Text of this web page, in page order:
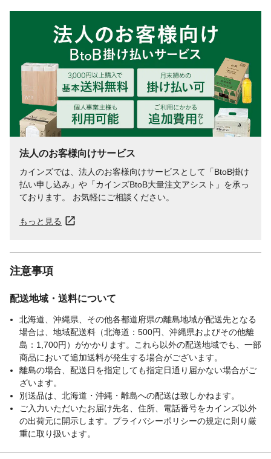
法人のお客様向けサービス
カインズでは、法人のお客様向けサービスとして「BtoB掛け
払い申し込み」や「カインズBtoB大量注文アシスト」を承っ
ております。 お気軽にご相談ください。
もっと見る
注意事項
配送地域・送料について
北海道、沖縄県、その他各都道府県の離島地域が配送先となる
場合は、地域配送料（北海道：500円、沖縄県およびその他離
島：1,700円）がかかります。これら以外の配送地域でも、一部
商品において追加送料が発生する場合がございます。
離島の場合、配送日を指定しても指定日通り届かない場合がご
ざいます。
別送品は、北海道・沖縄・離島への配送は致しかねます。
ご入力いただいたお届け先名、住所、電話番号をカインズ以外
の出荷元に開示します。プライバシーポリシーの規定に則り厳
重に取り扱います。